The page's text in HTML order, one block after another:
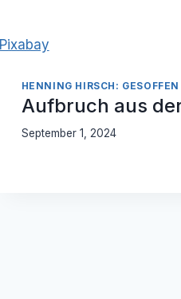
Pixabay
HENNING HIRSCH:
Aufbruch aus
September 1, 2024